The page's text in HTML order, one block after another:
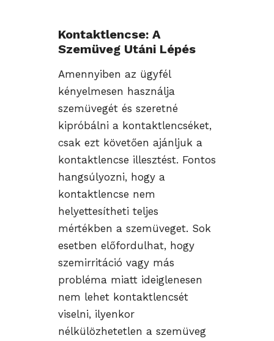
Kontaktlencse: A
Szemüveg Utáni Lépés
Amennyiben az ügyfél
kényelmesen használja
szemüvegét és szeretné
kipróbálni a kontaktlencséket,
csak ezt követően ajánljuk a
kontaktlencse illesztést. Fontos
hangsúlyozni, hogy a
kontaktlencse nem
helyettesítheti teljes
mértékben a szemüveget. Sok
esetben előfordulhat, hogy
szemirritáció vagy más
probléma miatt ideiglenesen
nem lehet kontaktlencsét
viselni, ilyenkor
nélkülözhetetlen a szemüveg